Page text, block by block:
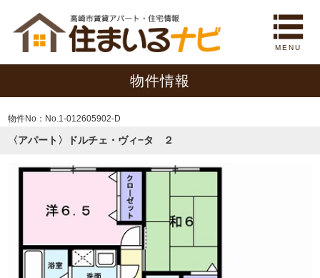
MENU
物件情報
物件No：No.1-012605902-D
〈アパート〉ドルチェ・ヴィ−タ ２